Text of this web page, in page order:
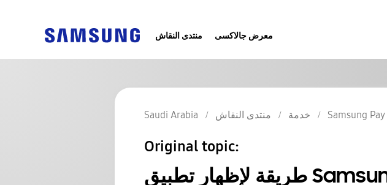
منتدى النقاش معرض جالاكسى
Saudi Arabia منتدى النقاش خدمة Samsung Pay
Original topic: